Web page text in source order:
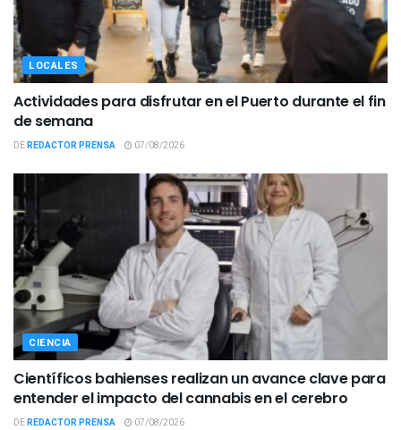
LOCALES
Actividades para disfrutar en el Puerto durante el fin
de semana
DEREDACTOR PRENSA 07/08/2026
CIENCIA
Científicos bahienses realizan un avance clave para
entender el impacto del cannabis en el cerebro
DEREDACTOR PRENSA 07/08/2026